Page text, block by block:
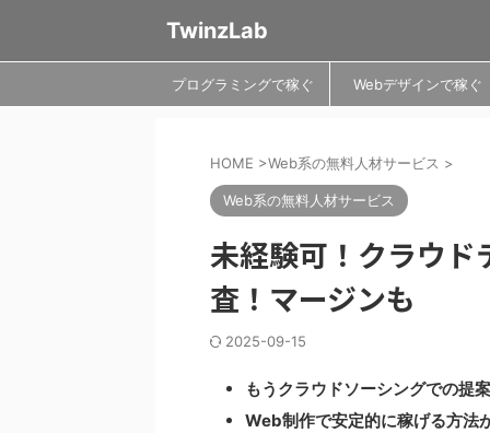
TwinzLab
プログラミングで稼ぐ Webデザインで稼ぐ
HOME >Web系の無料人材サービス >
Web系の無料人材サービス
未経験可！クラウド
査！マージンも
2025-09-15
もうクラウドソーシングでの提
Web制作で安定的に稼げる方法